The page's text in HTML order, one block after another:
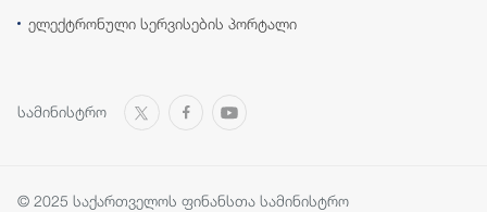
ელექტრონული სერვისების პორტალი
სამინისტრო
© 2025 საქართველოს ფინანსთა სამინისტრო